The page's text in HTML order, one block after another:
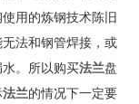
用的炼钢技术陈旧
法和钢管焊接，或
。所以购买法兰盘
法兰的情况下一定要